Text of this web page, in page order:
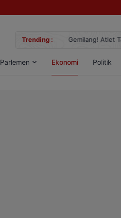
Trending : Gemilang! Atlet
Parlemen Ekonomi Politik